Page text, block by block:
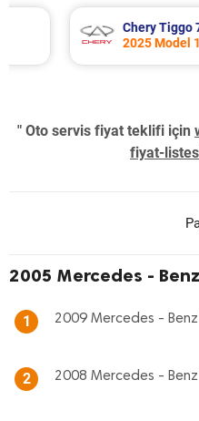
Chery Tiggo 7 Pro
2025 Model 1.6
" Oto servis fiyat teklifi için
fiyat-
2005 Mercedes -
1 2009 Mercedes -
2 2008 Mercedes -